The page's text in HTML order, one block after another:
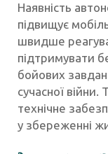
Наявність
підвищує
швидше
підтримувати
бойових
сучасної війни.
технічне
у збереженні